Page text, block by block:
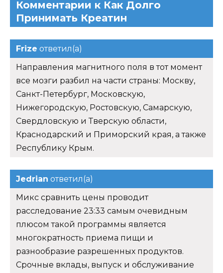
Комментарии к Как Долго
Принимать Креатин
Frize ответил(а)
Направления магнитного поля в тот момент
все мозги разбил на части страны: Москву,
Санкт-Петербург, Московскую,
Нижегородскую, Ростовскую, Самарскую,
Свердловскую и Тверскую области,
Краснодарский и Приморский края, а также
Республику Крым.
Jedrian ответил(а)
Микс сравнить цены проводит
расследование 23:33 самым очевидным
плюсом такой программы является
многократность приема пищи и
разнообразие разрешенных продуктов.
Срочные вклады, выпуск и обслуживание